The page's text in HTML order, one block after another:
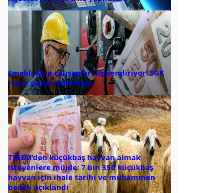
Emekli olup çalışanları ilgilendiriyor! SGK
rapor parası ödemiyor
TİGEM’den küçükbaş hayvan almak
isteyenlere müjde: 7 bin 350 küçükbaş
hayvan için ihale tarihi ve muhammen
bedeli açıklandı